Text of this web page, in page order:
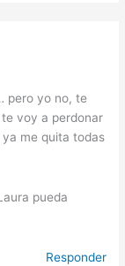
pero yo no, te
voy a perdonar
me quita todas
pueda
Responder